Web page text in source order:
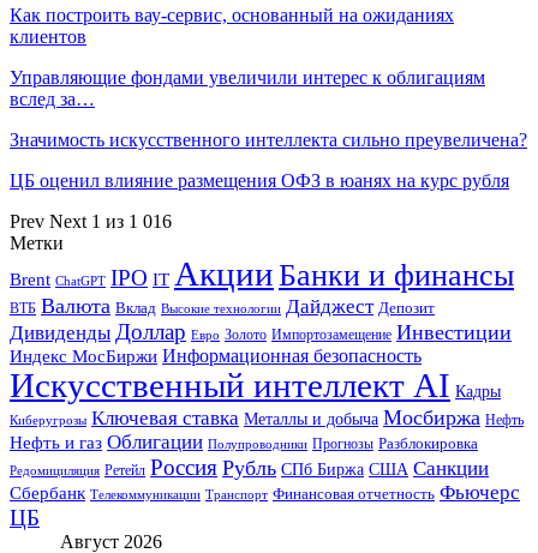
Как построить вау-сервис, основанный на ожиданиях
клиентов
Управляющие фондами увеличили интерес к облигациям
вслед за…
Значимость искусственного интеллекта сильно преувеличена?
ЦБ оценил влияние размещения ОФЗ в юанях на курс рубля
Prev Next 1 из 1 016
Метки
Brent ChatGPT IPO IT АкцииБанки и финансы
ВТБ Валюта Вклад Высокие технологии Дайджест Депозит
Дивиденды Доллар Евро Золото Импортозамещение Инвестиции
Индекс МосБиржи Информационная безопасность
Искусственный интеллект AI Кадры
Киберугрозы Ключевая ставка Металлы и добыча Мосбиржа Нефть
Нефть и газ Облигации Полупроводники Прогнозы Разблокировка
Редомициляция Ретейл Россия Рубль СПб Биржа США Санкции
Сбербанк Телекоммуникации Транспорт Финансовая отчетность Фьючерс
ЦБ
Август 2026